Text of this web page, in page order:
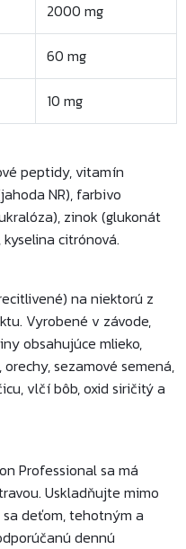
2000 mg
60 mg
10 mg
peptidy, vitamín
NR), farbivo
zinok (glukonát
citrónová.
na niektorú z
Vyrobené v závode,
obsahujúce mlieko,
sezamové semená,
vlčí bôb, oxid siričitý a
Professional sa má
Uskladňujte mimo
deťom, tehotným a
dennú